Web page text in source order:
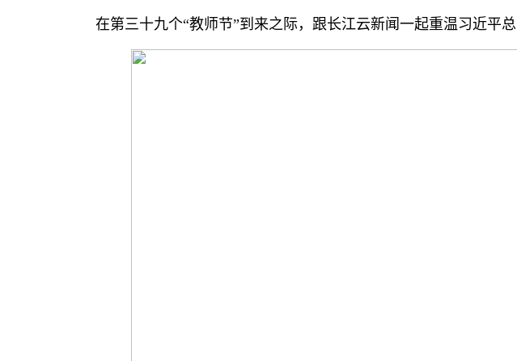
在第三十九个“教师节”到来之际，跟长江云新闻一起重温习近平总